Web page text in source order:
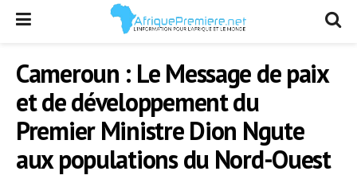
Cameroun : Le Message de paix
et de développement du
Premier Ministre Dion Ngute
aux populations du Nord-Ouest